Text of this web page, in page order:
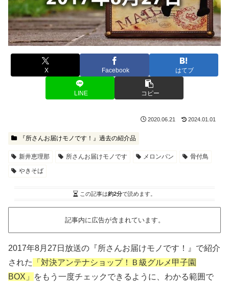
X Facebook はてブ
LINE コピー
2020.06.21 2024.01.01
『所さんお届けモノです！』過去の紹介品
新井恵理那 所さんお届けモノです メロンパン
骨付鳥
やきそば
この記事は約2分で読めます。
記事内に広告が含まれています。
2017年8月27日放送の『所さんお届けモノです！』で紹介
された
「対決アンテナショップ！Ｂ級グルメ甲子園
BOX」
をもう一度チェックできるように、わかる範囲で